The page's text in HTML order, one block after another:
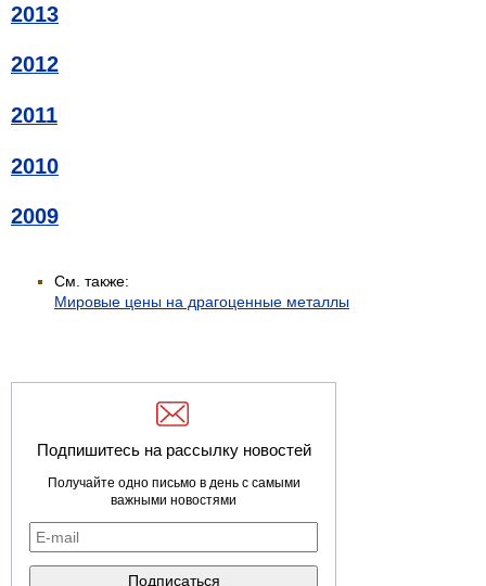
2013
2012
2011
2010
2009
См. также:
Мировые цены на драгоценные металлы
Подпишитесь на рассылку новостей
Получайте одно письмо в день с самыми
важными новостями